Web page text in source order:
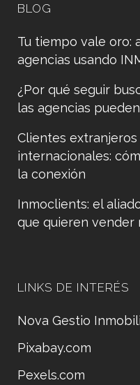
BLOG
Tu tiempo vale oro:
agencias usando
¿Por qué seguir
las agencias
Clientes extranjeros
internacionales:
la conexión
Inmoclients: el
que quieren vender
LINKS DE INTERÉS
Nova Gestio
Pixabay.com
Pexels.com